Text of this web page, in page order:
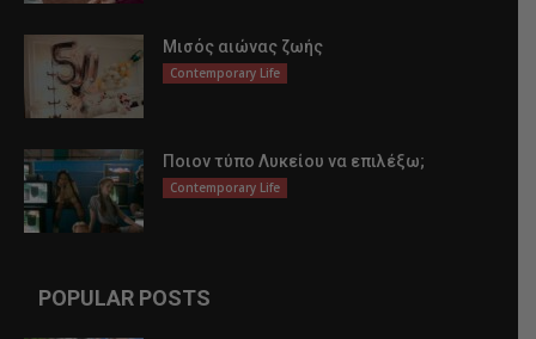
Μισός αιώνας ζωής
Contemporary Life
Ποιον τύπο Λυκείου να επιλέξω;
Contemporary Life
POPULAR POSTS